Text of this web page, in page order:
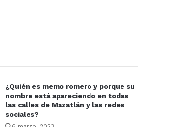
¿Quién es memo romero y porque su
nombre está apareciendo en todas
las calles de Mazatlán y las redes
sociales?